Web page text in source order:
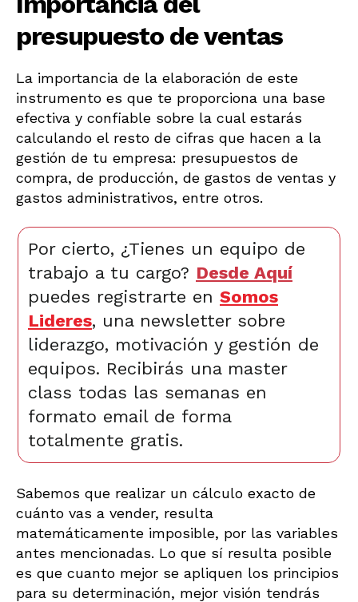
presupuesto de ventas
La importancia de la elaboración de este
instrumento es que te proporciona una base
efectiva y confiable sobre la cual estarás
calculando el resto de cifras que hacen a la
gestión de tu empresa: presupuestos de
compra, de producción, de gastos de ventas y
gastos administrativos, entre otros.
Por cierto, ¿Tienes un equipo de
trabajo a tu cargo? Desde Aquí
puedes registrarte en Somos
Lideres, una newsletter sobre
liderazgo, motivación y gestión de
equipos. Recibirás una master
class todas las semanas en
formato email de forma
totalmente gratis.
Sabemos que realizar un cálculo exacto de
cuánto vas a vender, resulta
matemáticamente imposible, por las variables
antes mencionadas. Lo que sí resulta posible
es que cuanto mejor se apliquen los principios
para su determinación, mejor visión tendrás